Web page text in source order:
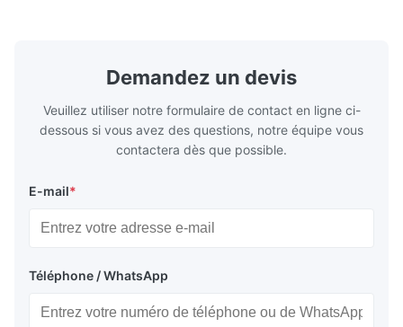
specifically forDemandez un devis
Veuillez utiliser notre formulaire de contact en ligne ci-
dessous si vous avez des questions, notre équipe vous
contactera dès que possible.
E-mail*
Téléphone / WhatsApp